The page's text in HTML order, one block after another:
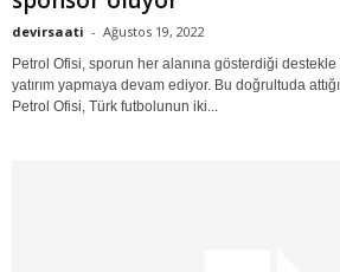
devirsaati - Ağustos 19, 2022
Petrol Ofisi, sporun her alanına gösterdiği
yatırım yapmaya devam ediyor. Bu doğrultuda
Petrol Ofisi, Türk futbolunun iki...